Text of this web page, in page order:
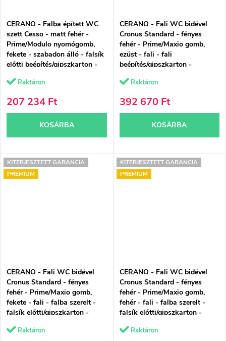
CERANO - Falba épített WC
szett Cesso - matt fehér -
Prime/Modulo nyomógomb,
fekete - szabadon álló - falsík
előtti beépítés/gipszkarton -
Raktáron
207 234 Ft
KOSÁRBA
CERANO - Fali WC bidével
Cronus Standard - fényes
fehér - Prime/Maxio gomb,
ezüst - fali - fali
beépítés/gipszkarton -
Raktáron
392 670 Ft
KOSÁRBA
KITERJESZTETT GARANCIA
PREMIUM
CERANO - Fali WC bidével
Cronus Standard - fényes
fehér - Prime/Maxio gomb,
fekete - fali - falba szerelt -
falsík előtti/gipszkarton -
Raktáron
KITERJESZTETT GARANCIA
PREMIUM
CERANO - Fali WC bidével
Cronus Standard - fényes
fehér - Prime/Maxio gomb,
fehér - fali - falba szerelt -
falsík előtti/gipszkarton -
Raktáron